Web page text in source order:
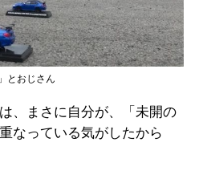
とおじさん
、まさに自分が、「未開の
なっている気がしたから